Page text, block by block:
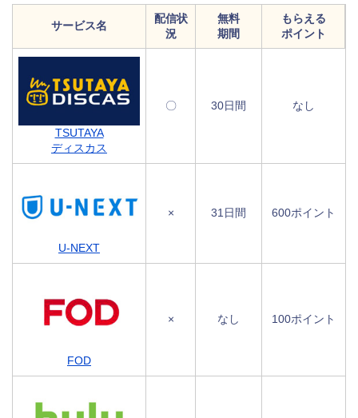
サービス名
配信状
況
無料
期間
もらえる
ポイント
TSUTAYA
ディスカス
〇 30日間 なし
U-NEXT
× 31日間 600ポイント
FOD
× なし 100ポイント